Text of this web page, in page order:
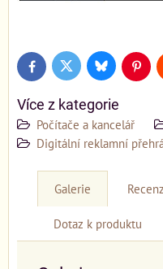
FacebookTwitter Bluesky
Více z kategorie
Počítače a kancelář
Digitální reklamní
Galerie
Dotaz k produktu